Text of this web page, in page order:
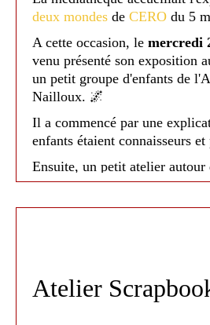
Médiathèque de Nailloux -
deux mondes de CERO du 5
A cette occasion, le mercredi
venu présenté son exposition
un petit groupe d'enfants de
Nailloux. 🌌
Il a commencé par une
enfants étaient connaisseurs
Ensuite, un petit atelier
moment très apprécié et
Encore merci à CERO pour
Atelier